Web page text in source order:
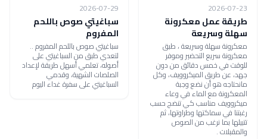
2026-07-23
طريقة عمل معكرونة
سهلة وسريعة
معكرونة سهلة وسريعة ، طبق
معكرونة سريع التحضير وموفر
للوقت في خمس دقائق من دون
جهد، عن طريق الميكروويف، وكل
مانحتاجه هو أن نضع وجبة
المعكرونة مع الماء في وعاء
ميكروويف مناسب كي تنضج حسب
رغبتنا في سماكتها وطراوتها، ثم
تتبيلها بما نرغب من الصوص
والمقبلات .
2026-07-29
سباغيتي صوص باللحم
المفروم
سباغيتي صوص باللحم المفروم ..
لتعدي طبق من السباغيتي على
أصوله، تعلمي أسهل طريقة لإعداد
الصلصات الشهية، وقدمي
السباغيتي على سفرة غداء اليوم